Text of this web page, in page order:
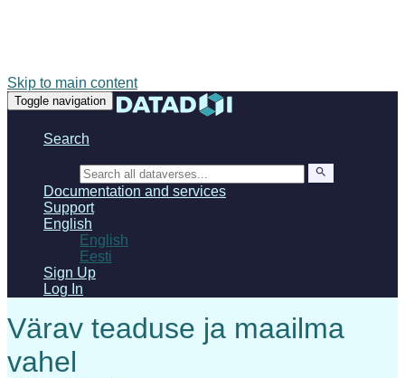
Skip to main content
Toggle navigation
Search
Documentation and services
Support
English
English
Eesti
Sign Up
Log In